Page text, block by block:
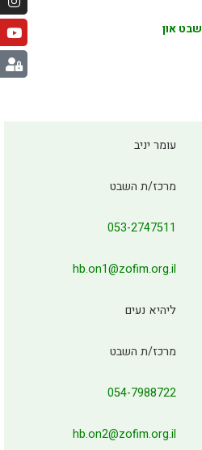
שבט און
עומר יניב
מרכז/ת השבט
053-2747511
hb.on1@zofim.org.il
ליהיא נעים
מרכז/ת השבט
054-7988722
hb.on2@zofim.org.il